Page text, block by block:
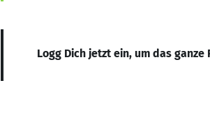
Logg Dich jetzt ein, um das ganze